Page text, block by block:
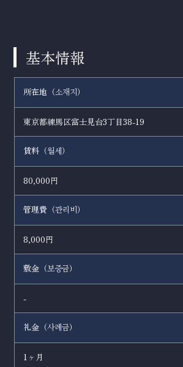
基本情報
所在地（소재지 ）
東京都練馬区富士見台3丁目38-19
賃料（월세 ）
80,000円
管理費（관리비 ）
8,000円
敷金（보증금）
-
礼金（사례금）
1ヶ月